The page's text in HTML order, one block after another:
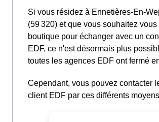
Si vous résidez à Ennetières-En-
(59 320) et que vous souhaitez vous
boutique pour échanger avec un
EDF, ce n'est désormais plus
toutes les agences EDF ont fermé
Cependant, vous pouvez contacter
client EDF par ces différents